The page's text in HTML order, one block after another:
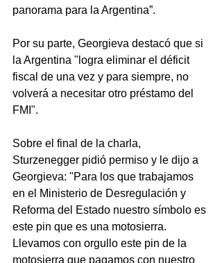
panorama para la Argentina”.
Por su parte, Georgieva destacó que si
la Argentina "logra eliminar el déficit
fiscal de una vez y para siempre, no
volverá a necesitar otro préstamo del
FMI".
Sobre el final de la charla,
Sturzenegger pidió permiso y le dijo a
Georgieva: "Para los que trabajamos
en el Ministerio de Desregulación y
Reforma del Estado nuestro símbolo es
este pin que es una motosierra.
Llevamos con orgullo este pin de la
motosierra que pagamos con nuestro